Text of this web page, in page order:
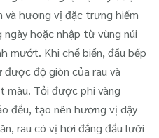
hương vị đặc trưng hiếm
hoặc nhập từ vùng núi
mướt. Khi chế biến, đầu bếp
độ giòn của rau và
màu. Tỏi được phi vàng
đều, tạo nên hương vị dậy
rau có vị hơi đắng đầu lưỡi